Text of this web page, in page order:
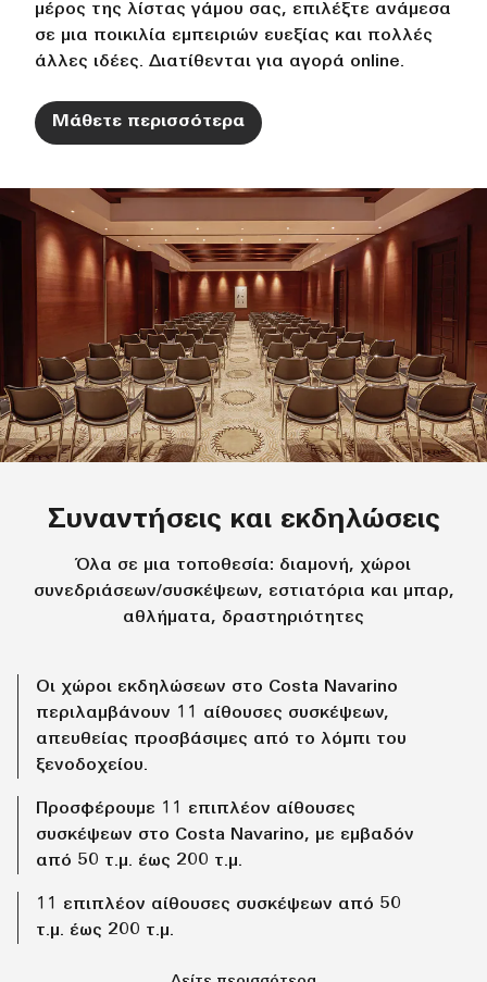
μέρος της λίστας γάμου σας, επιλέξτε ανάμεσα
σε μια ποικιλία εμπειριών ευεξίας και πολλές
άλλες ιδέες. Διατίθενται για αγορά online.
Μάθετε περισσότερα
Συναντήσεις και εκδηλώσεις
Όλα σε μια τοποθεσία: διαμονή, χώροι
συνεδριάσεων/συσκέψεων, εστιατόρια και μπαρ,
αθλήματα, δραστηριότητες
Οι χώροι εκδηλώσεων στο Costa Navarino
περιλαμβάνουν 11 αίθουσες συσκέψεων,
απευθείας προσβάσιμες από το λόμπι του
ξενοδοχείου.
Προσφέρουμε 11 επιπλέον αίθουσες
συσκέψεων στο Costa Navarino, με εμβαδόν
από 50 τ.μ. έως 200 τ.μ.
11 επιπλέον αίθουσες συσκέψεων από 50
τ.μ. έως 200 τ.μ.